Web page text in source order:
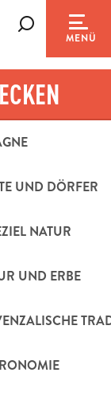
MENÜ
UND DÖRFER
NATUR
UND ERBE